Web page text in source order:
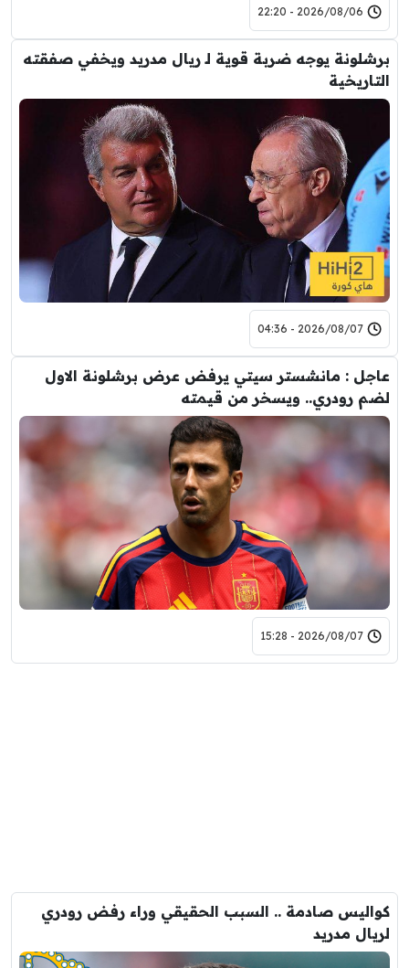
2026/08/06 - 22:20
برشلونة يوجه ضربة قوية لـ ريال مدريد ويخفي صفقته
التاريخية
2026/08/07 - 04:36
عاجل : مانشستر سيتي يرفض عرض برشلونة الاول
لضم رودري.. ويسخر من قيمته
2026/08/07 - 15:28
كواليس صادمة .. السبب الحقيقي وراء رفض رودري
لريال مدريد